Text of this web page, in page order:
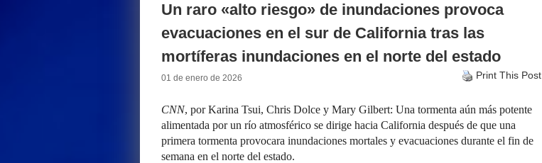
Un raro «alto riesgo» de inundaciones provoca
evacuaciones en el sur de California tras las
mortíferas inundaciones en el norte del estado
01 de enero de 2026 Print This Post
CNN, por Karina Tsui, Chris Dolce y Mary Gilbert: Una tormenta aún más potente
alimentada por un río atmosférico se dirige hacia California después de que una
primera tormenta provocara inundaciones mortales y evacuaciones durante el fin de
semana en el norte del estado.